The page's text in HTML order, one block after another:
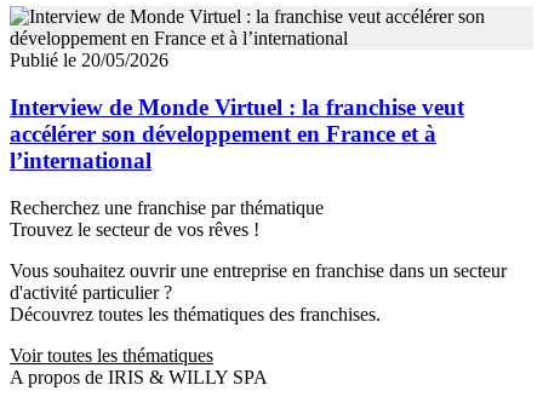
Publié le 20/05/2026
Interview de Monde Virtuel : la franchise veut
accélérer son développement en France et à
l’international
Recherchez une franchise par thématique
Trouvez le secteur de vos rêves !
Vous souhaitez ouvrir une entreprise en franchise dans un secteur
d'activité particulier ?
Découvrez toutes les thématiques des franchises.
Voir toutes les thématiques
A propos de IRIS & WILLY SPA